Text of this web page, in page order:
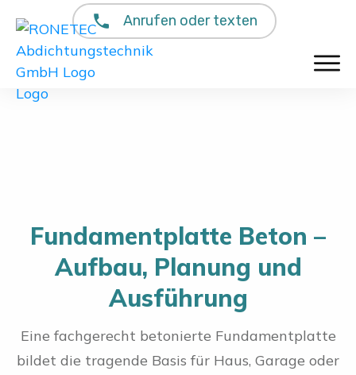
Anrufen oder texten
Fundamentplatte Beton –
Aufbau, Planung und
Ausführung
Eine fachgerecht betonierte Fundamentplatte
bildet die tragende Basis für Haus, Garage oder